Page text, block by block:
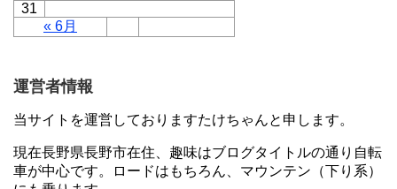
« 6月
31
運営者情報
当サイトを運営しておりますたけちゃんと申します。
現在長野県長野市在住、趣味はブログタイトルの通り自転
車が中心です。ロードはもちろん、マウンテン（下り系）